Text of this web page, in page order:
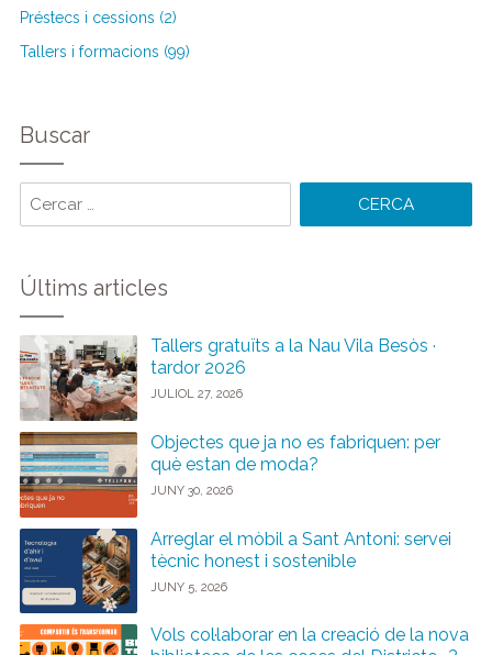
Préstecs i cessions (2)
Tallers i formacions (99)
Buscar
Últims articles
Tallers gratuïts a la Nau Vila Besòs ·
tardor 2026
JULIOL 27, 2026
Objectes que ja no es fabriquen: per
què estan de moda?
JUNY 30, 2026
Arreglar el mòbil a Sant Antoni: servei
tècnic honest i sostenible
JUNY 5, 2026
Vols col·laborar en la creació de la nova